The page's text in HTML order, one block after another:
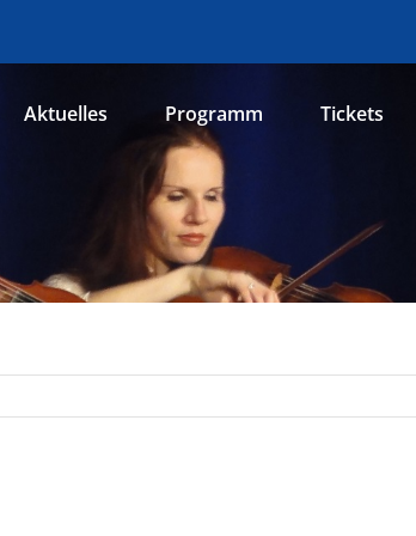
Aktuelles Programm Tickets